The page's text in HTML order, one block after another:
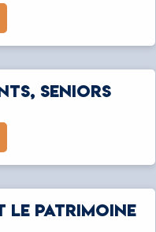
SENIORS
LE PATRIMOINE